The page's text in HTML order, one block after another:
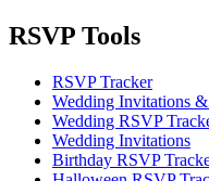
RSVP Tools
RSVP Tracker
Wedding Invitations
Wedding RSVP
Wedding Invitations
Birthday RSVP